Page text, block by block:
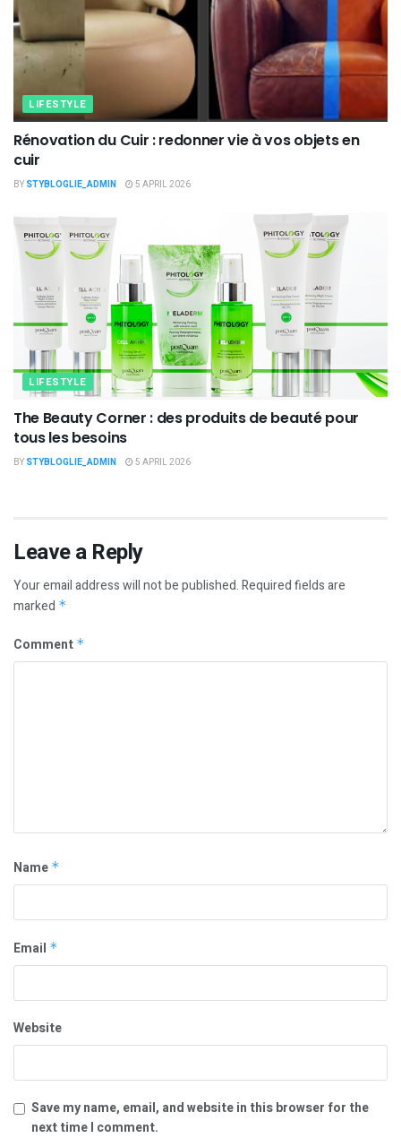
LIFESTYLE
Rénovation du Cuir : redonner vie à vos objets en
cuir
BY STYBLOGLIE_ADMIN 5 APRIL 2026
LIFESTYLE
The Beauty Corner : des produits de beauté pour
tous les besoins
BY STYBLOGLIE_ADMIN 5 APRIL 2026
Leave a Reply
Your email address will not be published.Required fields are
marked *
Comment *
Name *
Email *
Website
Save my name, email, and website in this browser for the
next time I comment.